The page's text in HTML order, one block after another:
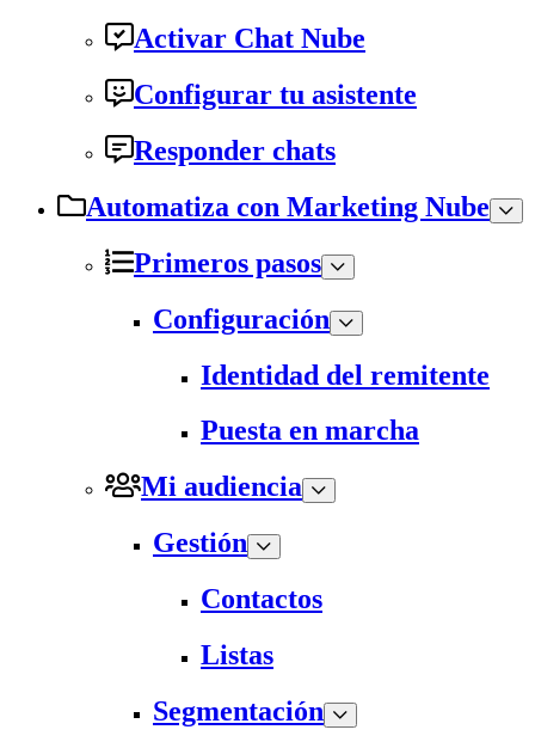
Activar Chat Nube
Configurar tu asistente
Responder chats
Automatiza con Marketing Nube
Primeros pasos
Configuración
Identidad del remitente
Puesta en marcha
Mi audiencia
Gestión
Contactos
Listas
Segmentación